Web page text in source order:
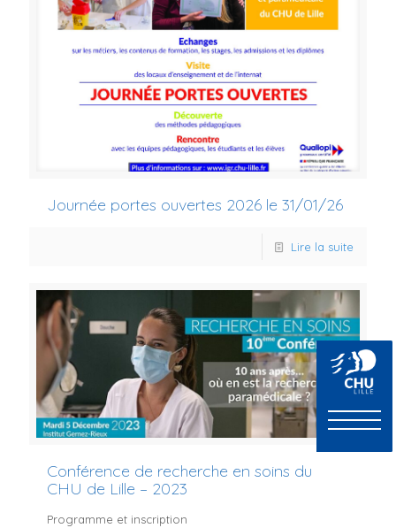
Journée portes ouvertes 2026 le 31/01/26
Lire la suite
Conférence de recherche en soins du
CHU de Lille – 2023
Programme et inscription